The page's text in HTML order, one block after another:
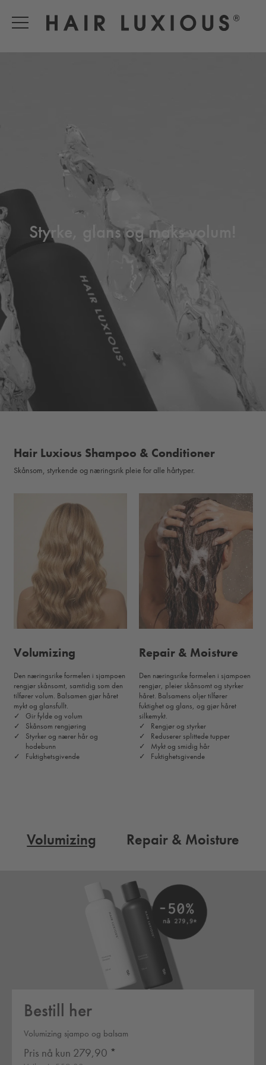
Styrke, glans og maks volum!
Hair Luxious Shampoo & Conditioner
Skånsom, styrkende og næringsrik pleie for alle hårtyper.
Volumizing
Den næringsrike formelen i sjampoen
rengjør skånsomt, samtidig som den
tilfører volum. Balsamen gjør håret
mykt og glansfullt.
Gir fylde og volum
Skånsom rengjøring
Styrker og nærer hår og
hodebunn
Fuktighetsgivende
Repair & Moisture
Den næringsrike formelen i sjampoen
rengjør, pleier skånsomt og styrker
håret. Balsamens oljer tilfører
fuktighet og glans, og gjør håret
silkemykt.
Rengjør og styrker
Reduserer splittede tupper
Mykt og smidig hår
Fuktighetsgivende
Volumizing Repair & Moisture
Bestill her
Volumizing sjampo og balsam
Pris nå kun 279,90 *